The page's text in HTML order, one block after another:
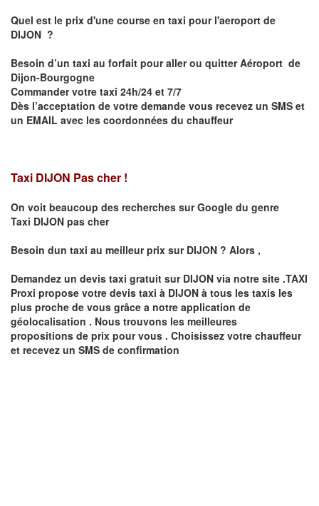
Quel est le prix d'une course en taxi pour l'aeroport de
DIJON ?
Besoin d’un taxi au forfait pour aller ou quitter Aéroport de
Dijon-Bourgogne
Commander votre taxi 24h/24 et 7/7
Dès l’acceptation de votre demande vous recevez un SMS et
un EMAIL avec les coordonnées du chauffeur
Taxi DIJON Pas cher !
On voit beaucoup des recherches sur Google du genre
Taxi DIJON pas cher
Besoin dun taxi au meilleur prix sur DIJON ? Alors ,
Demandez un devis taxi gratuit sur DIJON via notre site .TAXI
Proxi propose votre devis taxi à DIJON à tous les taxis les
plus proche de vous grâce a notre application de
géolocalisation . Nous trouvons les meilleures
propositions de prix pour vous . Choisissez votre chauffeur
et recevez un SMS de confirmation